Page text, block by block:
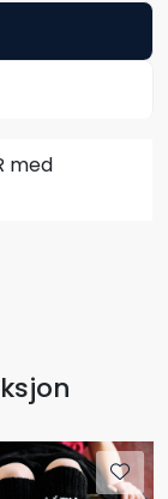
med